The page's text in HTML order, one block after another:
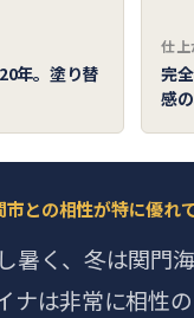
年。塗り替
仕上
完
感
との相性が特に優れ
暑く、冬は関門
ナは非常に相性